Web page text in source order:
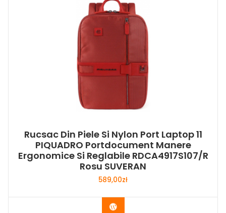
Rucsac Din Piele Si Nylon Port Laptop 11
PIQUADRO Portdocument Manere
Ergonomice Si Reglabile RDCA4917S107/R
Rosu SUVERAN
589,00zł
Buy Now